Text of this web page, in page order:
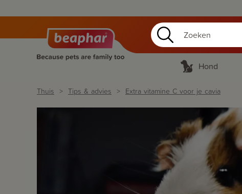
Hond
Thuis Tips & advies Extra vitamine C voor je cavia